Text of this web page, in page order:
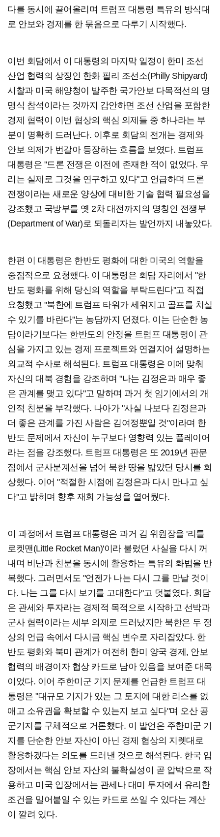
다를 동시에 끌어올리며 트럼프 대통령 특유의 방식대
로 안보와 경제를 한 묶음으로 다루기 시작했다.
이번 회담에서 이 대통령의 마지막 일정이 한미 조선
산업 협력의 상징인 한화 필리 조선소(Philly Shipyard)
시찰과 미국 해양청이 발주한 국가안보 다목적선의 명
명식 참석이라는 것까지 감안하면 조선 산업을 포함한
경제 협력이 이번 협상의 핵심 의제들 중 하나라는 부
분이 명확히 드러난다. 이후로 회담의 전개는 경제와
안보 의제가 번갈아 등장하는 흐름을 보였다. 트럼프
대통령은 "드론 전쟁은 이전에 존재한 적이 없었다. 우
리는 실제로 그것을 연구하고 있다"고 언급하며 드론
전쟁이라는 새로운 양상에 대비한 기술 협력 필요성을
강조했고 국방부를 옛 2차 대전까지의 명칭인 전쟁부
(Department of War)로 되돌리자는 발언까지 내놓았다.
한편 이 대통령은 한반도 평화에 대한 미국의 역할을
중점적으로 요청했다. 이 대통령은 회담 자리에서 "한
반도 평화를 위해 당신의 역할을 부탁드린다"고 직접
요청했고 "북한에 트럼프 타워가 세워지고 골프를 치실
수 있기를 바란다"는 농담까지 던졌다. 이는 단순한 농
담이라기보다는 한반도의 안정을 트럼프 대통령이 관
심을 가지고 있는 경제 프로젝트와 연결지어 설명하는
외교적 수사로 해석된다. 트럼프 대통령은 이에 맞춰
자신의 대북 경험을 강조하며 "나는 김정은과 매우 좋
은 관계를 맺고 있다"고 말하며 과거 첫 임기에서의 개
인적 친분을 부각했다. 나아가 "사실 나보다 김정은과
더 좋은 관계를 가진 사람은 김여정뿐일 것"이라며 한
반도 문제에서 자신이 누구보다 영향력 있는 플레이어
라는 점을 강조했다. 트럼프 대통령은 또 2019년 판문
점에서 군사분계선을 넘어 북한 땅을 밟았던 당시를 회
상했다. 이어 "적절한 시점에 김정은과 다시 만나고 싶
다"고 밝히며 향후 재회 가능성을 열어뒀다.
이 과정에서 트럼프 대통령은 과거 김 위원장을 '리틀
로켓맨(Little Rocket Man)'이라 불렀던 사실을 다시 꺼
내며 비난과 친분을 동시에 활용하는 특유의 화법을 반
복했다. 그러면서도 "언젠가 나는 다시 그를 만날 것이
다. 나는 그를 다시 보기를 고대한다"고 덧붙였다. 회담
은 관세와 투자라는 경제적 목적으로 시작하고 선박과
군사 협력이라는 세부 의제로 드러났지만 북한은 두 정
상의 언급 속에서 다시금 핵심 변수로 자리잡았다. 한
반도 평화와 북미 관계가 여전히 한미 양국 경제, 안보
협력의 배경이자 협상 카드로 남아 있음을 보여준 대목
이었다. 이어 주한미군 기지 문제를 언급한 트럼프 대
통령은 "대규모 기지가 있는 그 토지에 대한 리스를 없
애고 소유권을 확보할 수 있는지 보고 싶다"며 오산 공
군기지를 구체적으로 거론했다. 이 발언은 주한미군 기
지를 단순한 안보 자산이 아닌 경제 협상의 지렛대로
활용하겠다는 의도를 드러낸 것으로 해석된다. 한국 입
장에서는 핵심 안보 자산의 불확실성이 곧 압박으로 작
용하고 미국 입장에서는 관세나 대미 투자에서 유리한
조건을 밀어붙일 수 있는 카드로 쓰일 수 있다는 계산
이 깔려 있다.